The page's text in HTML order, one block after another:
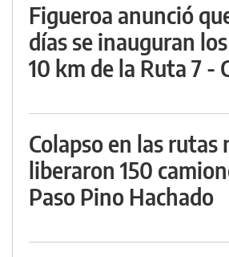
Figueroa anunció
días se inauguran
10 km de la Ruta 7 -
Colapso en las rutas
liberaron 150
Paso Pino Hachado